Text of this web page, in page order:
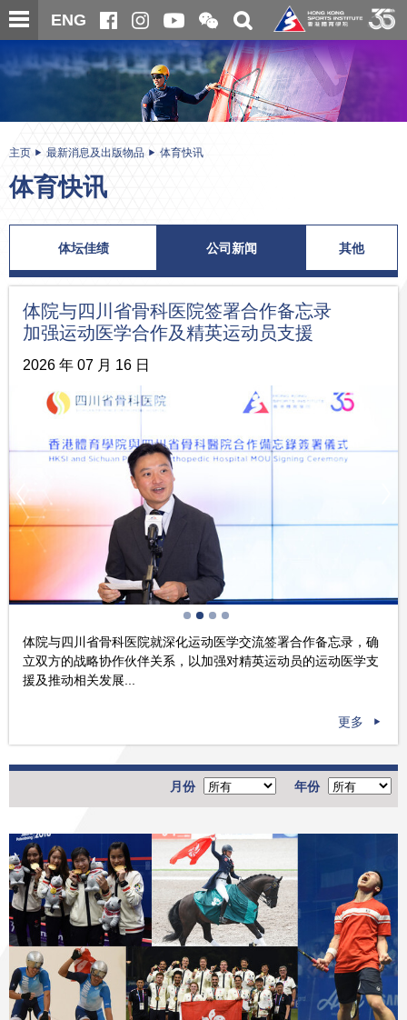
跳
至
内
ENG
开
合
微
信
二
维
码
关
搜
寻
内
主页 最新消息及出版物品 体育快讯
体育快讯
体坛佳绩 公司新闻 其他
体院与四川省骨科医院签署合作备忘录
加强运动医学合作及精英运动员支援
2026 年 07 月 16 日
体院与四川省骨科医院就深化运动医学交流签署合作备忘录，确
立双方的战略协作伙伴关系，以加强对精英运动员的运动医学支
援及推动相关发展...
更多
年份
月份